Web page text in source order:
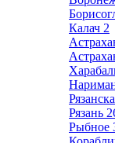
Калач 2
Рязань
Рыбное